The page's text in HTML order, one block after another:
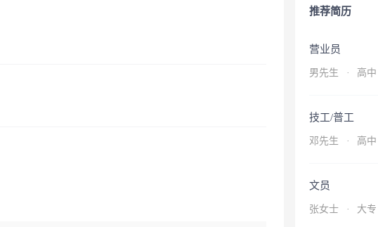
推荐简历
营业员
男先生 · 高中
技工/普工
邓先生 · 高中
文员
张女士 · 大专